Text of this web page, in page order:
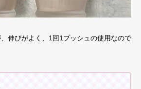
伸びがよく、1回1プッシュの使用なので